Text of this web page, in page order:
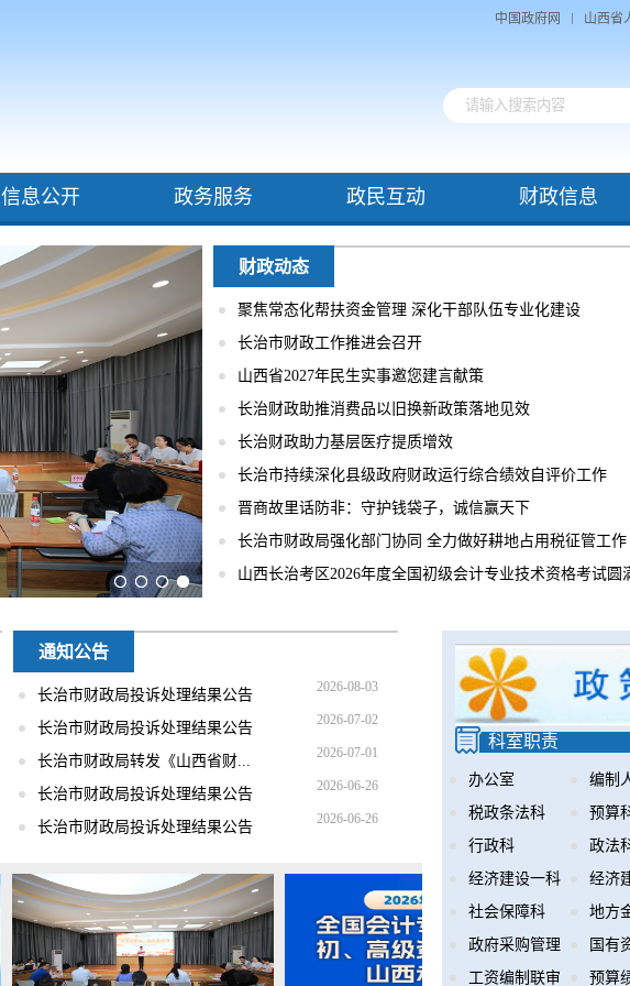
中国政府网 山西省
信息公开 政务服务 政民互动 财政信息
财政动态
聚焦常态化帮扶资金管理 深化干部队伍专业化建设
长治市财政工作推进会召开
山西省2027年民生实事邀您建言献策
长治财政助推消费品以旧换新政策落地见效
长治财政助力基层医疗提质增效
长治市持续深化县级政府财政运行综合绩效自评价工作
晋商故里话防非：守护钱袋子，诚信赢天下
长治市财政局强化部门协同 全力做好耕地占用税征管工作
山西长治考区2026年度全国初级会计专业技术资格考试圆
通知公告
长治市财政局投诉处理结果公告 2026-08-03
长治市财政局投诉处理结果公告 2026-07-02
长治市财政局转发《山西省财... 2026-07-01
长治市财政局投诉处理结果公告 2026-06-26
长治市财政局投诉处理结果公告 2026-06-26
科室职责
办公室 编制
税政条法科
预算
行政科
政法
经济建设一科
经济
社会保障科
地方
政府采购管理
办公室
国有
科
工资编制联审
预算